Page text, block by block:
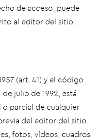
de acceso, puede
al editor del sitio.
(art. 41) y el código
julio de 1992, está
parcial de cualquier
del editor del sitio.
fotos, vídeos, cuadros